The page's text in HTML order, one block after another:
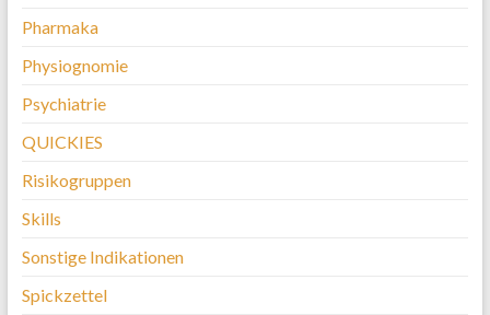
Pharmaka
Physiognomie
Psychiatrie
QUICKIES
Risikogruppen
Skills
Sonstige Indikationen
Spickzettel